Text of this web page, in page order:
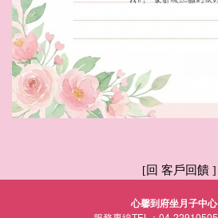
[回 客戶回饋 ]
心馨到府坐月子中心